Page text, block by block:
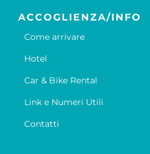
ACCOGLIENZA/INFO
Come arrivare
Hotel
Car & Bike Rental
Link e Numeri Utili
Contatti